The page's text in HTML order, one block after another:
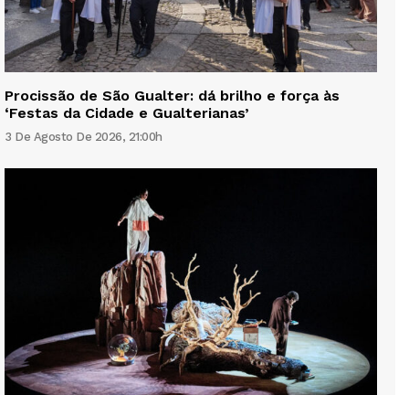
Procissão de São Gualter: dá brilho e força às
‘Festas da Cidade e Gualterianas’
3 De Agosto De 2026, 21:00h